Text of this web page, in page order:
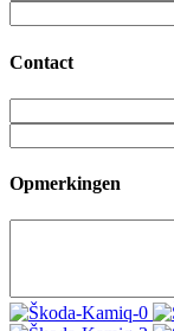
Contact
Opmerkingen